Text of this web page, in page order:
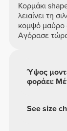
Κορμάκι
λειαίνει τη
κομψό μαύρο
Αγόρασε
See size
Ύψος
φοράει: